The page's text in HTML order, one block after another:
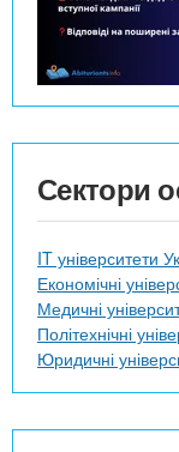
Сектори
IT університети
Економічні
Медичні
Політехнічні
Юридичні